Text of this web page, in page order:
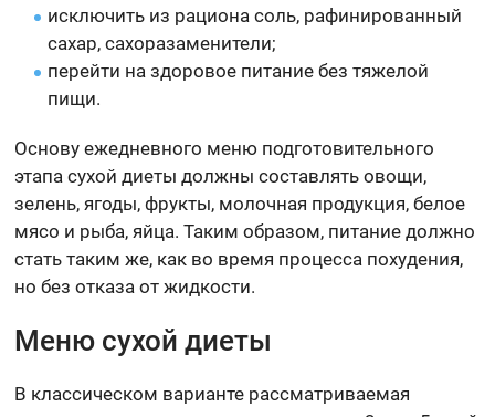
исключить из рациона соль, рафинированный
сахар, сахоразаменители;
перейти на здоровое питание без тяжелой
пищи.
Основу ежедневного меню подготовительного
этапа сухой диеты должны составлять овощи,
зелень, ягоды, фрукты, молочная продукция, белое
мясо и рыба, яйца. Таким образом, питание должно
стать таким же, как во время процесса похудения,
но без отказа от жидкости.
Меню сухой диеты
В классическом варианте рассматриваемая